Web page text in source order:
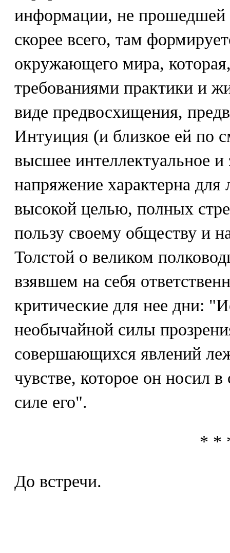
информации, не прошедшей
скорее всего, там
окружающего мира,
требованиями практики и
виде предвосхищения,
Интуиция (и близкое ей по
высшее интеллектуальное
напряжение характерна
высокой целью, полных
пользу своему обществу и
Толстой о великом
взявшем на себя
критические для нее дни:
необычайной силы
совершающихся явлений
чувстве, которое он носил в
силе его".
* *
До встречи.